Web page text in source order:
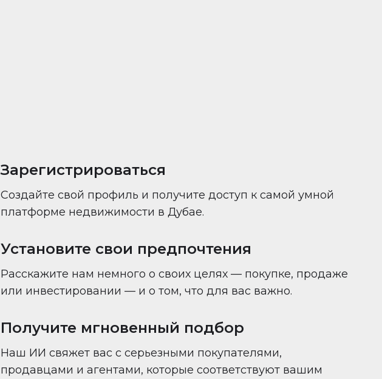
Зарегистрироваться
Создайте свой профиль и получите доступ к самой умной
платформе недвижимости в Дубае.
Установите свои предпочтения
Расскажите нам немного о своих целях — покупке, продаже
или инвестировании — и о том, что для вас важно.
Получите мгновенный подбор
Наш ИИ свяжет вас с серьезными покупателями,
продавцами и агентами, которые соответствуют вашим